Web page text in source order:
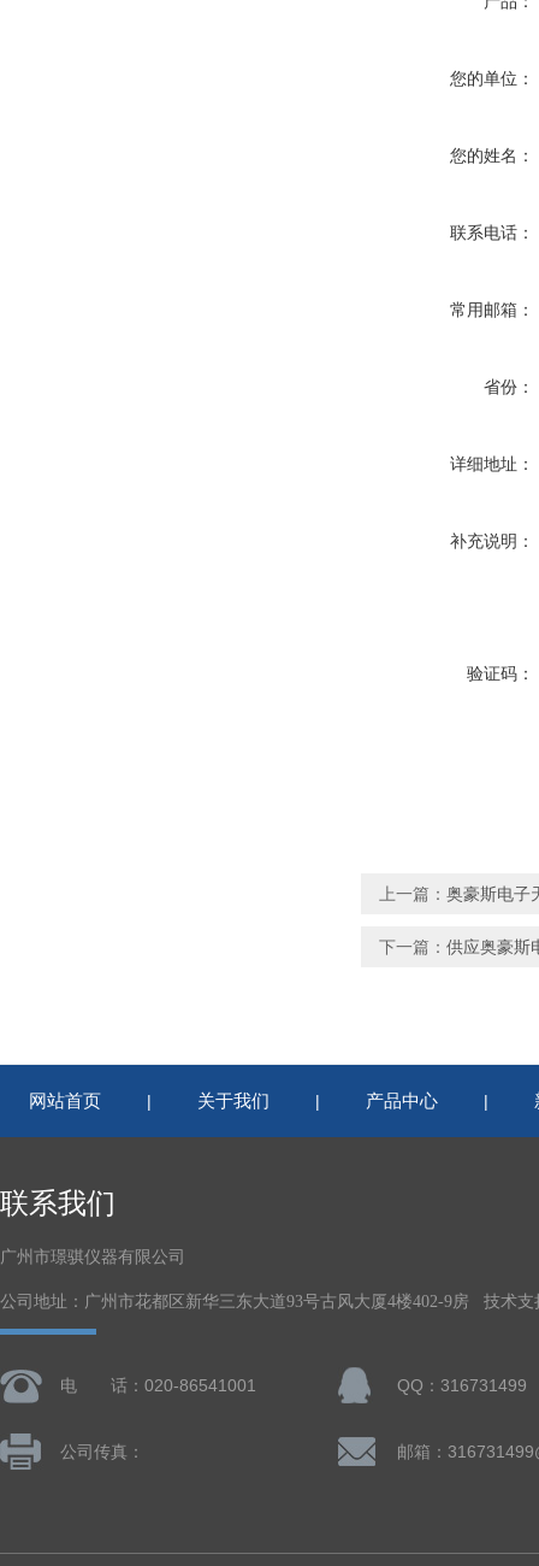
您的单位：
您的姓名：
联系电话：
常用邮箱：
省份：
详细地址：
补充说明：
验证码：
上一篇： 奥豪斯电子
下一篇： 供应奥豪斯
网站首页 | 关于我们 | 产品中心 |
联系我们
广州市璟骐仪器有限公司
公司地址：广州市花都区新华三东大道93号古风大厦4楼402-9房 技术支
电 话：020-86541001 QQ：316731499
公司传真： 邮箱：